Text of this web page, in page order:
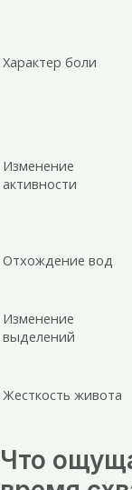
Характер боли
Изменение
активности
Отхождение вод
Изменение
выделений
Жесткость живота
Что